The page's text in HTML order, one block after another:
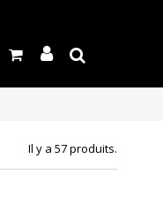
Il y a 57 produits.